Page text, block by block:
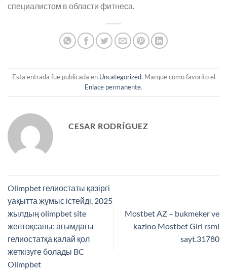
специалистом в области фитнеса.
Esta entrada fue publicada en Uncategorized. Marque como favorito el
Enlace permanente.
CESAR RODRÍGUEZ
Olimpbet гелиостаты қазіргі
уақытта жұмыс істейді, 2025
жылдың olimpbet site
желтоқсаны: ағымдағы
гелиостатқа қалай қол
жеткізуге болады BC
Olimpbet
Mostbet AZ – bukmeker ve
kazino Mostbet Giri rsmi
sayt.31780